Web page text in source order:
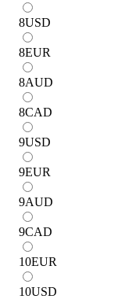
8USD
8EUR
8AUD
8CAD
9USD
9EUR
9AUD
9CAD
10EUR
10USD